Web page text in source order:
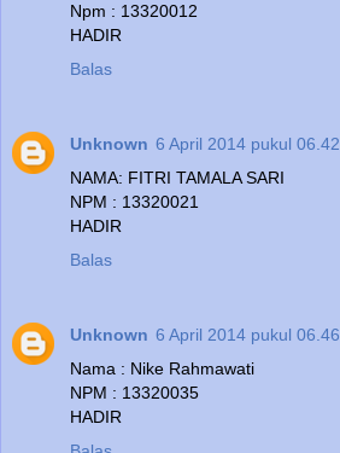
Npm : 13320012
HADIR
Balas
Unknown 6 April 2014 pukul 06.42
NAMA: FITRI TAMALA SARI
NPM : 13320021
HADIR
Balas
Unknown 6 April 2014 pukul 06.46
Nama : Nike Rahmawati
NPM : 13320035
HADIR